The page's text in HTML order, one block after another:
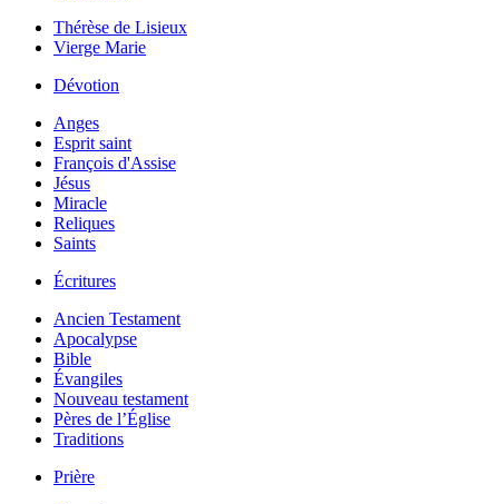
Thérèse de Lisieux
Vierge Marie
Dévotion
Anges
Esprit saint
François d'Assise
Jésus
Miracle
Reliques
Saints
Écritures
Ancien Testament
Apocalypse
Bible
Évangiles
Nouveau testament
Pères de l’Église
Traditions
Prière